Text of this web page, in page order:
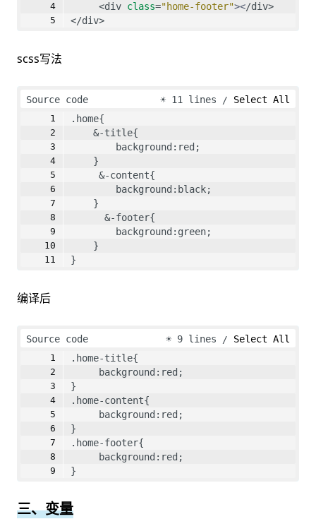
     <div
class="home-footer"></div>
</div>
scss写法
Source code ☀ 11 lines
Select All
.home{
    &-title{
        background:red;
    }
     &-content{
        background:black;
    }
      &-footer{
        background:green;
    }
}
编译后
Source code ☀ 9 lines
Select All
.home-title{
     background:red;
}
.home-content{
     background:red;
}
.home-footer{
     background:red;
}
三、变量